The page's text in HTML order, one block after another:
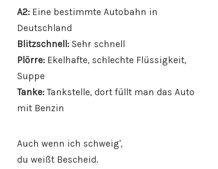
A2: Eine bestimmte Autobahn in
Deutschland
Blitzschnell: Sehr schnell
Plörre: Ekelhafte, schlechte Flüssigkeit,
Suppe
Tanke: Tankstelle, dort füllt man das Auto
mit Benzin
Auch wenn ich schweig',
du weißt Bescheid.